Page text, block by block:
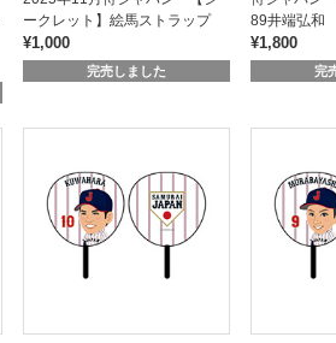
ークレット】絵馬ストラップ
¥1,000
完売しました
89井端弘和
¥1,800
完